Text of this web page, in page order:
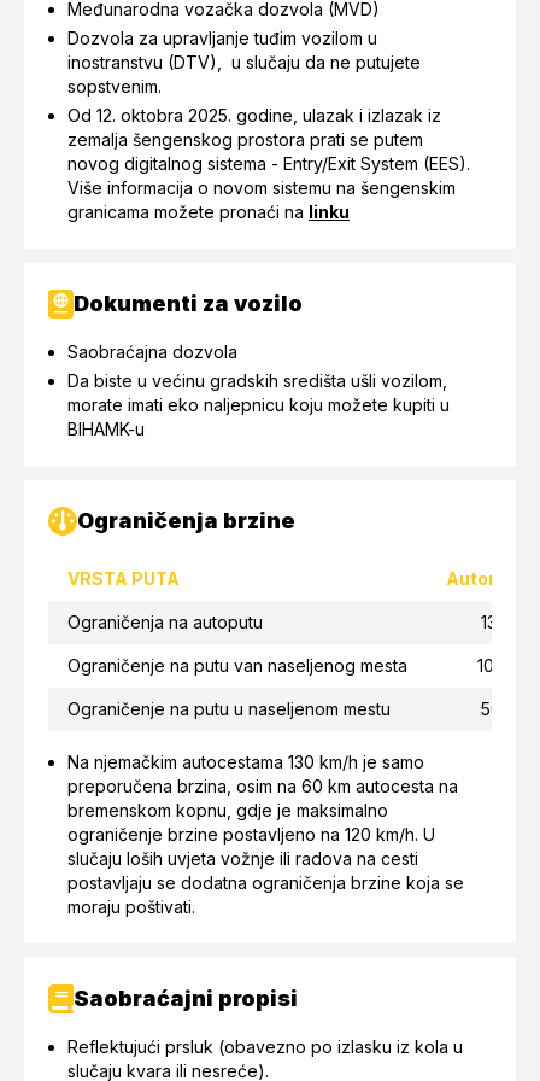
Međunarodna vozačka dozvola (MVD)
Dozvola za upravljanje tuđim vozilom u
inostranstvu (DTV), u slučaju da ne putujete
sopstvenim.
Od 12. oktobra 2025. godine, ulazak i izlazak iz
zemalja šengenskog prostora prati se putem
novog digitalnog sistema - Entry/Exit System (EES).
Više informacija o novom sistemu na šengenskim
granicama možete pronaći na linku
Dokumenti za vozilo
Saobraćajna dozvola
Da biste u većinu gradskih središta ušli vozilom,
morate imati eko naljepnicu koju možete kupiti u
BIHAMK-u
Ograničenja brzine
VRSTA PUTA Automobil
Ograničenja na autoputu 130
Ograničenje na putu van naseljenog mesta 100
Ograničenje na putu u naseljenom mestu 50
Na njemačkim autocestama 130 km/h je samo
preporučena brzina, osim na 60 km autocesta na
bremenskom kopnu, gdje je maksimalno
ograničenje brzine postavljeno na 120 km/h. U
slučaju loših uvjeta vožnje ili radova na cesti
postavljaju se dodatna ograničenja brzine koja se
moraju poštivati.
Saobraćajni propisi
Reflektujući prsluk (obavezno po izlasku iz kola u
slučaju kvara ili nesreće).